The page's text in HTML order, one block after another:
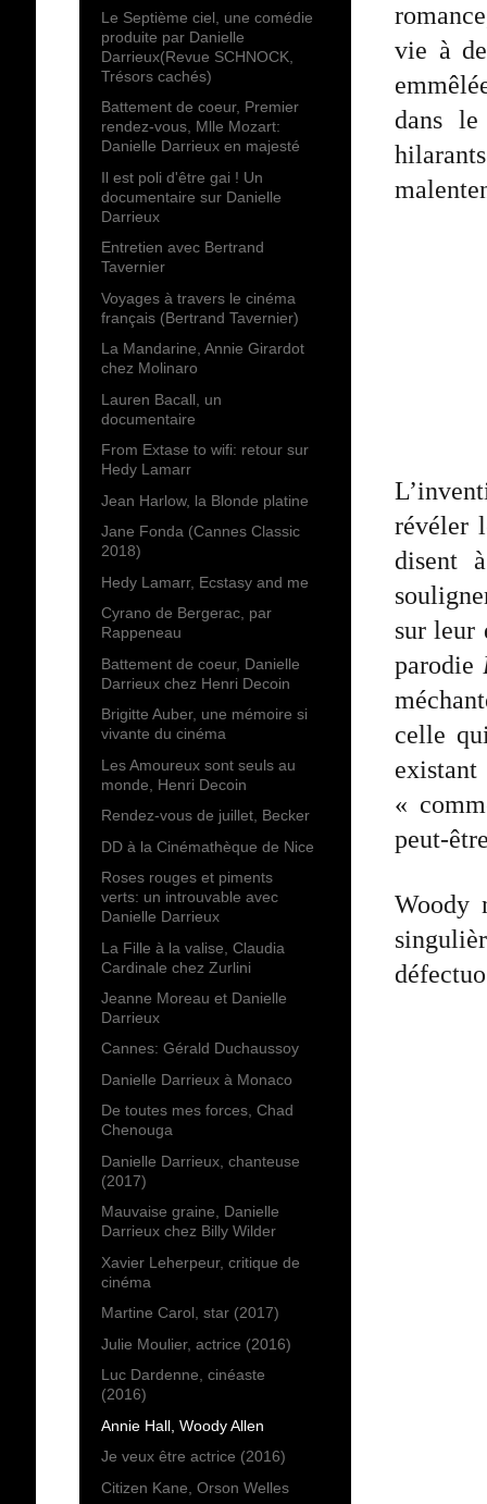
vie à
dans
révéler
disent
sur leur
parodie
celle
existant
«
peut-
Woody
Le Septième ciel, une comédie
produite par Danielle
Darrieux(Revue SCHNOCK,
Trésors cachés)
Battement de coeur, Premier
rendez-vous, Mlle Mozart:
Danielle Darrieux en majesté
Il est poli d'être gai ! Un
documentaire sur Danielle
Darrieux
Entretien avec Bertrand
Tavernier
Voyages à travers le cinéma
français (Bertrand Tavernier)
La Mandarine, Annie Girardot
chez Molinaro
Lauren Bacall, un
documentaire
From Extase to wifi: retour sur
Hedy Lamarr
Jean Harlow, la Blonde platine
Jane Fonda (Cannes Classic
2018)
Hedy Lamarr, Ecstasy and me
Cyrano de Bergerac, par
Rappeneau
Battement de coeur, Danielle
Darrieux chez Henri Decoin
Brigitte Auber, une mémoire si
vivante du cinéma
Les Amoureux sont seuls au
monde, Henri Decoin
Rendez-vous de juillet, Becker
DD à la Cinémathèque de Nice
Roses rouges et piments
verts: un introuvable avec
Danielle Darrieux
La Fille à la valise, Claudia
Cardinale chez Zurlini
Jeanne Moreau et Danielle
Darrieux
Cannes: Gérald Duchaussoy
Danielle Darrieux à Monaco
De toutes mes forces, Chad
Chenouga
Danielle Darrieux, chanteuse
(2017)
Mauvaise graine, Danielle
Darrieux chez Billy Wilder
Xavier Leherpeur, critique de
cinéma
Martine Carol, star (2017)
Julie Moulier, actrice (2016)
Luc Dardenne, cinéaste
(2016)
Annie Hall, Woody Allen
Je veux être actrice (2016)
Citizen Kane, Orson Welles